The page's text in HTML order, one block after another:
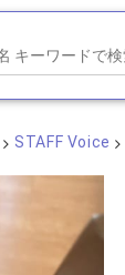
STAFF Voice